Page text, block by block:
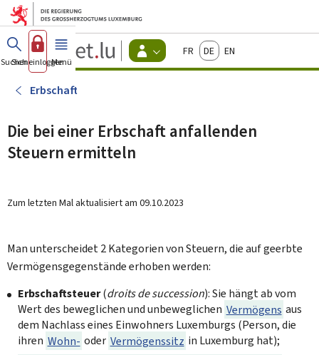
Zum Hauptmenü
Zum Inhalt
Guichet.lu
Changer
d'espace
actif
FrançaisDeutschEnglish
Suchen
Sich einloggen
Menü Haupt-
Erbschaft
Die bei einer Erbschaft anfallenden
Steuern ermitteln
Zum letzten Mal aktualisiert am 09.10.2023
Man unterscheidet 2 Kategorien von Steuern, die auf geerbte
Vermögensgegenstände erhoben werden:
Erbschaftsteuer(droits de succession): Sie hängt ab vom
Wert des beweglichen und unbeweglichen Vermögens aus
dem Nachlass eines Einwohners Luxemburgs (Person, die
ihren Wohn- oder Vermögenssitz in Luxemburg hat);